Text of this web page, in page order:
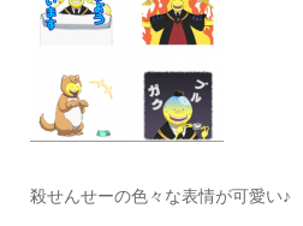
殺せんせーの色々な表情が可愛い♪